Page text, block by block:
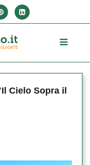
Cielo Sopra il